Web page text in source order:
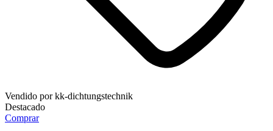
Vendido porkk-dichtungstechnik
Destacado
Comprar